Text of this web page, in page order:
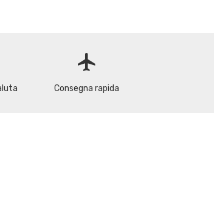
flight
Consegna rapida